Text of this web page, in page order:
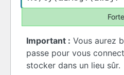
Forte
Important : Vous aurez
passe pour vous
stocker dans un lieu sûr.